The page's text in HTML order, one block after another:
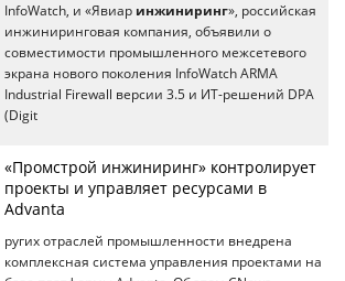
InfoWatch, и «Явиар инжиниринг», российская
инжиниринговая компания, объявили о
совместимости промышленного межсетевого
экрана нового поколения InfoWatch ARMA
Industrial Firewall версии 3.5 и ИТ-решений DPA
(Digit
«Промстрой инжиниринг» контролирует
проекты и управляет ресурсами в
Advanta
ругих отраслей промышленности внедрена
комплексная система управления проектами на